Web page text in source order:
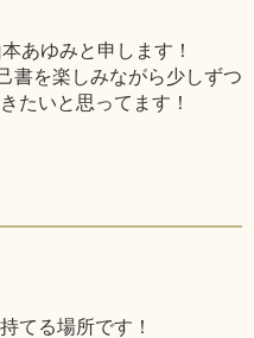
あゆみと申します！
書を楽しみながら少しずつ
たいと思ってます！
てる場所です！